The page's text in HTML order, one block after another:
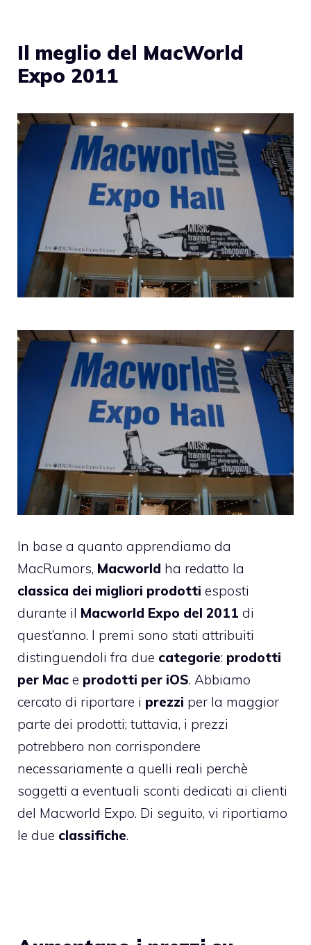
Il meglio del MacWorld
Expo 2011
In base a quanto apprendiamo da
MacRumors, Macworld ha redatto la
classica dei migliori prodotti esposti
durante il Macworld Expo del 2011 di
quest’anno. I premi sono stati attribuiti
distinguendoli fra due categorie: prodotti
per Mac e prodotti per iOS. Abbiamo
cercato di riportare i prezzi per la maggior
parte dei prodotti; tuttavia, i prezzi
potrebbero non corrispondere
necessariamente a quelli reali perchè
soggetti a eventuali sconti dedicati ai clienti
del Macworld Expo. Di seguito, vi riportiamo
le due classifiche.